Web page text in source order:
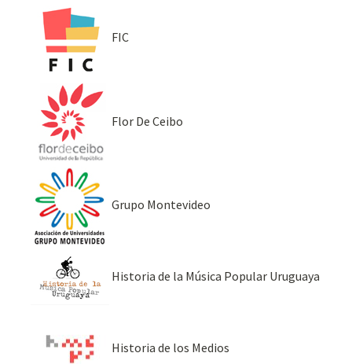
FIC
Flor De Ceibo
Grupo Montevideo
Historia de la Música Popular Uruguaya
Historia de los Medios